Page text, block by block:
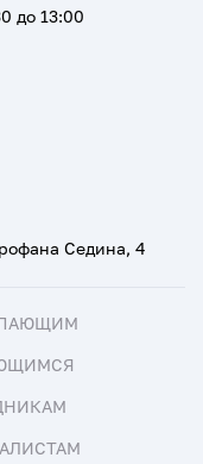
Седина, 4
до 13:00